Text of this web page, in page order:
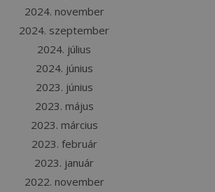
2024. november
2024. szeptember
2024. július
2024. június
2023. június
2023. május
2023. március
2023. február
2023. január
2022. november